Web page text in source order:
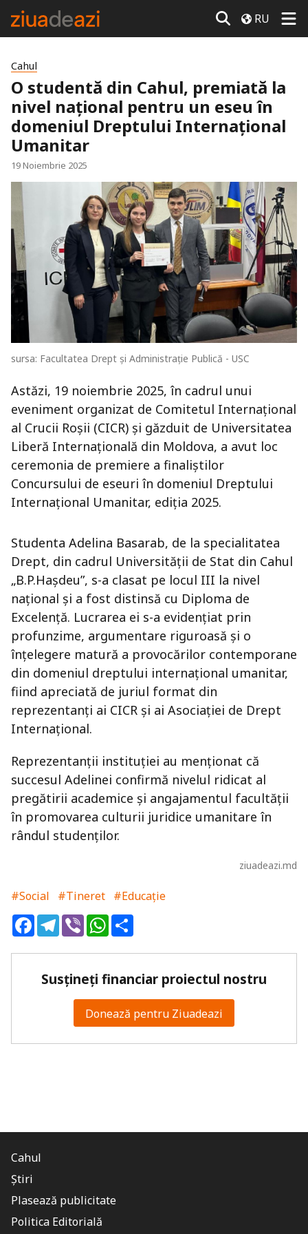
RU
Cahul
O studentă din Cahul, premiată la
nivel național pentru un eseu în
domeniul Dreptului Internațional
Umanitar
19 Noiembrie 2025
sursa: Facultatea Drept și Administrație Publică - USC
Astăzi, 19 noiembrie 2025, în cadrul unui
eveniment organizat de Comitetul Internațional
al Crucii Roșii (CICR) și găzduit de Universitatea
Liberă Internațională din Moldova, a avut loc
ceremonia de premiere a finaliștilor
Concursului de eseuri în domeniul Dreptului
Internațional Umanitar, ediția 2025.
Studenta Adelina Basarab, de la specialitatea
Drept, din cadrul Universității de Stat din Cahul
„B.P.Hașdeu”, s-a clasat pe locul III la nivel
național și a fost distinsă cu Diploma de
Excelență. Lucrarea ei s-a evidențiat prin
profunzime, argumentare riguroasă și o
înțelegere matură a provocărilor contemporane
din domeniul dreptului internațional umanitar,
fiind apreciată de juriul format din
reprezentanți ai CICR și ai Asociației de Drept
Internațional.
Reprezentanții instituției au menționat că
succesul Adelinei confirmă nivelul ridicat al
pregătirii academice și angajamentul facultății
în promovarea culturii juridice umanitare în
rândul studenților.
ziuadeazi.md
#Social #Tineret #Educație
FacebookTelegram
ViberWhatsApp
Susțineți financiar proiectul nostru
Donează pentru Ziuadeazi
Cahul
Știri
Plasează publicitate
Politica Editorială